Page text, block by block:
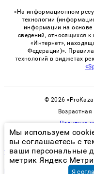
«На информационном
технологии
информации на основе
сведений, относящихся к
«Интернет»,
Федерации)».
технологий в виджетах
© 2026
Возрастная
Политика
убивает ли спирт тараканов
ремонт ручки входной двери
Мы используем
вы соглашаетесь с
ваши персональные
метрик Яндекс
Я